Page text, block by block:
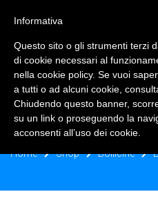
BELLAVISTA
Home Shop Bollicine
Informativa
Questo sito o gli strumenti terzi
di cookie necessari al
nella cookie policy. Se vuoi
a tutti o ad alcuni cookie,
Chiudendo questo banner,
su un link o proseguendo la
acconsenti all’uso dei cookie.